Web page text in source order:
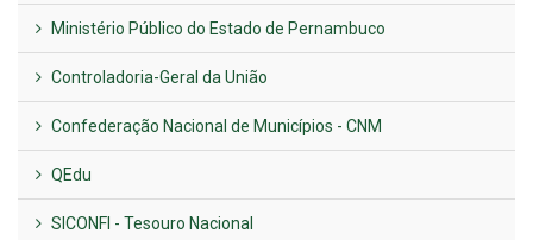
Ministério Público do Estado de Pernambuco
Controladoria-Geral da União
Confederação Nacional de Municípios - CNM
QEdu
SICONFI - Tesouro Nacional